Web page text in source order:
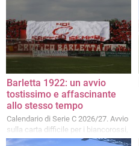
Barletta 1922: un avvio
tostissimo e affascinante
allo stesso tempo
Calendario di Serie C 2026/27. Avvio
sulla carta difficile per i biancorossi,
tra corsi e ricorsi storici, derby,